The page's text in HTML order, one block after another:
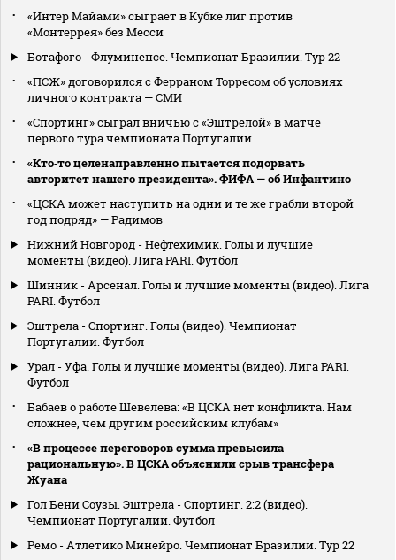
«Интер Майами» сыграет в Кубке лиг против
«Монтеррея» без Месси
Ботафого - Флуминенсе. Чемпионат Бразилии. Тур 22
«ПСЖ» договорился с Ферраном Торресом об условиях
личного контракта — СМИ
«Спортинг» сыграл вничью с «Эштрелой» в матче
первого тура чемпионата Португалии
«Кто‑то целенаправленно пытается подорвать
авторитет нашего президента». ФИФА — об Инфантино
«ЦСКА может наступить на одни и те же грабли второй
год подряд» — Радимов
Нижний Новгород - Нефтехимик. Голы и лучшие
моменты (видео). Лига PARI. Футбол
Шинник - Арсенал. Голы и лучшие моменты (видео). Лига
PARI. Футбол
Эштрела - Спортинг. Голы (видео). Чемпионат
Португалии. Футбол
Урал - Уфа. Голы и лучшие моменты (видео). Лига PARI.
Футбол
Бабаев о работе Шевелева: «В ЦСКА нет конфликта. Нам
сложнее, чем другим российским клубам»
«В процессе переговоров сумма превысила
рациональную». В ЦСКА объяснили срыв трансфера
Жуана
Гол Бени Соузы. Эштрела - Спортинг. 2:2 (видео).
Чемпионат Португалии. Футбол
Ремо - Атлетико Минейро. Чемпионат Бразилии. Тур 22